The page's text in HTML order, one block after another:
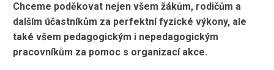
Chceme poděkovat nejen všem žákům, rodičům a
dalším účastníkům za perfektní fyzické výkony, ale
také všem pedagogickým i nepedagogickým
pracovníkům za pomoc s organizací akce.